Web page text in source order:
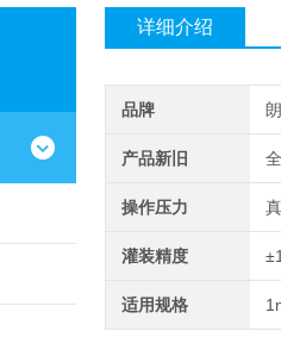
详细介绍
品牌
产品新旧
操作压力
灌装精度
适用规格